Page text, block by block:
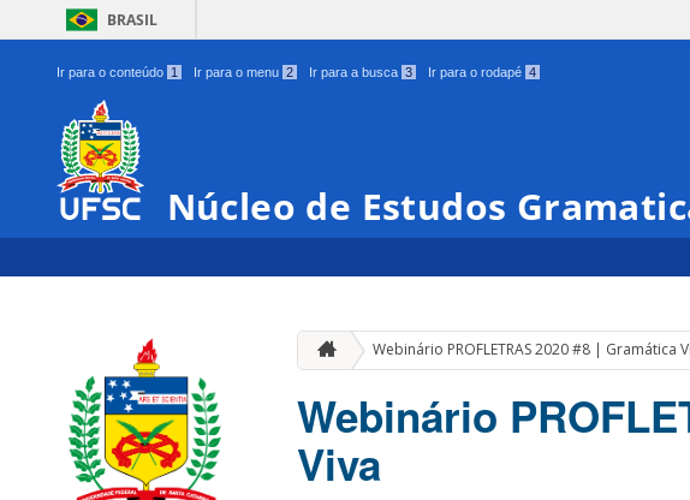
BRASIL
Ir para o conteúdo 1 Ir para o menu 2 Ir para a busca 3 Ir para o rodapé 4
Núcleo de Estudos
Webinário PROFLETRAS 2020 #8 | Gramática
Webinário
Viva